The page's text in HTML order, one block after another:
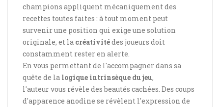
champions appliquent mécaniquement des
recettes toutes faites : à tout moment peut
survenir une position qui exige une solution
originale, et la créativitédes joueurs doit
constamment rester en alerte.
En vous permettant de l'accompagner dans sa
quête de la logique intrinsèque du jeu,
l'auteur vous révèle des beautés cachées. Des coups
d'apparence anodine se révèlent l'expression de